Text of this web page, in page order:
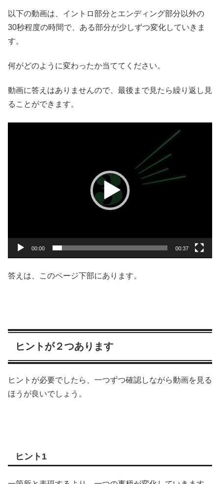
以下の動画は、イントロ部分とエンディング部分以外の
30秒程度の時間で、ある部分が少しずつ変化していきま
す。
何がどのように変わったか当ててください。
動画に答えはありませんので、最後まで見たら繰り返し見
ることができます。
00:00 00:37
答えは、このページ下部にあります。
ヒントが２つあります
ヒントが必要でしたら、一つずつ確認しながら動画を見る
ほうが良いでしょう。
ヒント1